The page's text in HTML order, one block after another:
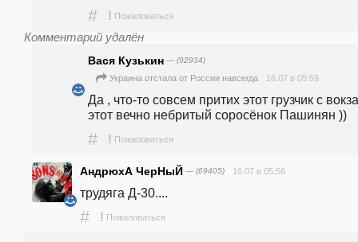
# ! Пожаловаться
Комментарий удалён
Вася Кузькин — (92934)
Украина отстала от России навсегда 16.07 в 05:59
Да , что-то совсем притих этот грузчик с
этот вечно небритый соросёнок Пашинян ))
# ! Пожаловаться
АндрюхА ЧерНыЙ — (69405) 16.07 в 05:56
трудяга Д-30....
# ! Пожаловаться